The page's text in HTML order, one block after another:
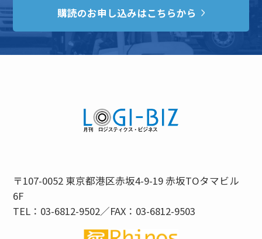
購読のお申し込みはこちらから
〒107-0052 東京都港区赤坂4-9-19 赤坂TOタマビル
6F
TEL：03-6812-9502／FAX：03-6812-9503